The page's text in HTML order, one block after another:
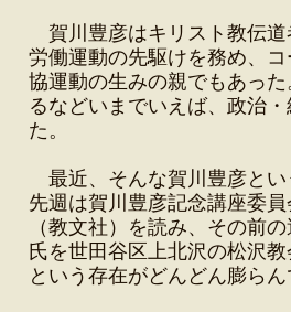
賀川豊彦はキリスト教伝道
労働運動の先駆けを務め、
協運動の生みの親でもあっ
るなどいまでいえば、政治
た。
最近、そんな賀川豊彦とい
先週は賀川豊彦記念講座委
（教文社）を読み、その前
氏を世田谷区上北沢の松沢
という存在がどんどん膨ら